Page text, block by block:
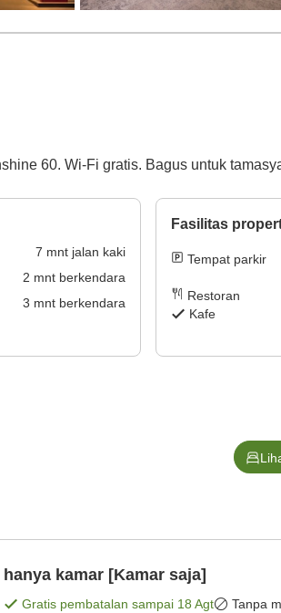
60. Wi-Fi gratis. Bagus untuk
7 mnt jalan kaki
2 mnt berkendara
3 mnt berkendara
Fasilitas
Tempat parkir
Restoran
Kafe
hanya kamar [Kamar saja]
Gratis pembatalan sampai 18 Agt
Tanpa